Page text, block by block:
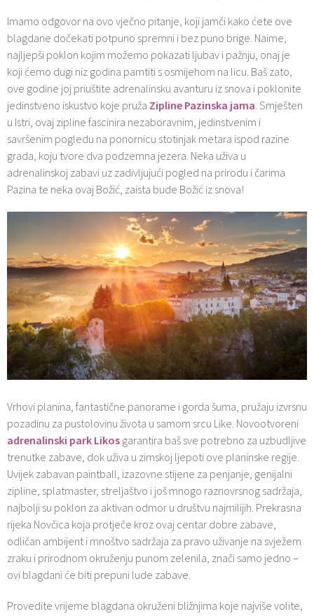
Imamo odgovor na ovo vječno pitanje, koji jamči kako ćete ove
blagdane dočekati potpuno spremni i bez puno brige. Naime,
najljepši poklon kojim možemo pokazati ljubav i pažnju, onaj je
koji ćemo dugi niz godina pamtiti s osmijehom na licu. Baš zato,
ove godine joj priuštite adrenalinsku avanturu iz snova i poklonite
jedinstveno iskustvo koje pruža Zipline Pazinska jama . Smješten
u Istri, ovaj zipline fascinira nezaboravnim, jedinstvenim i
savršenim pogledu na ponornicu stotinjak metara ispod razine
grada, koju tvore dva podzemna jezera. Neka uživa u
adrenalinskoj zabavi uz zadivljujući pogled na prirodu i čarima
Pazina te neka ovaj Božić, zaista bude Božić iz snova!
Vrhovi planina, fantastične panorame i gorda šuma, pružaju izvrsnu
pozadinu za pustolovinu života u samom srcu Like. Novootvoreni
adrenalinski park Likos garantira baš sve potrebno za uzbudljive
trenutke zabave, dok uživa u zimskoj ljepoti ove planinske regije.
Uvijek zabavan paintball, izazovne stijene za penjanje, genijalni
zipline, splatmaster, streljaštvo i još mnogo raznovrsnog sadržaja,
najbolji su poklon za aktivan odmor u društvu najmilijih. Prekrasna
rijeka Novčica koja protječe kroz ovaj centar dobre zabave,
odličan ambijent i mnoštvo sadržaja za pravo uživanje na svježem
zraku i prirodnom okruženju punom zelenila, znači samo jedno –
ovi blagdani će biti prepuni lude zabave.
Provedite vrijeme blagdana okruženi bližnjima koje najviše volite,